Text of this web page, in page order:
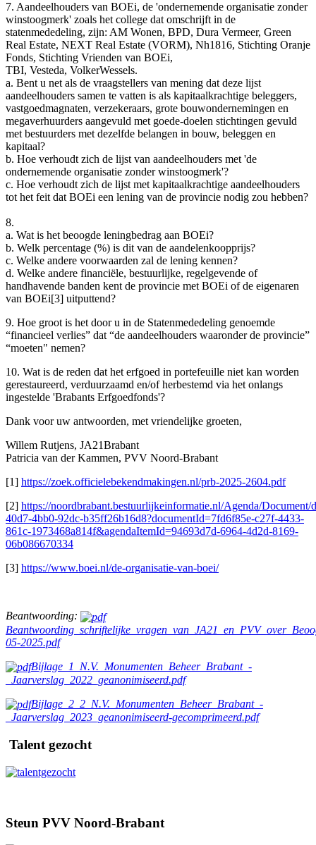
7. Aandeelhouders van BOEi, de 'ondernemende organisatie zonder
winstoogmerk' zoals het college dat omschrijft in de
statenmededeling, zijn: AM Wonen, BPD, Dura Vermeer, Green
Real Estate, NEXT Real Estate (VORM), Nh1816, Stichting Oranje
Fonds, Stichting Vrienden van BOEi,
TBI, Vesteda, VolkerWessels.
a. Bent u net als de vraagstellers van mening dat deze lijst
aandeelhouders samen te vatten is als kapitaalkrachtige beleggers,
vastgoedmagnaten, verzekeraars, grote bouwondernemingen en
megaverhuurders aangevuld met goede-doelen stichtingen gevuld
met bestuurders met dezelfde belangen in bouw, beleggen en
kapitaal?
b. Hoe verhoudt zich de lijst van aandeelhouders met 'de
ondernemende organisatie zonder winstoogmerk'?
c. Hoe verhoudt zich de lijst met kapitaalkrachtige aandeelhouders
tot het feit dat BOEi een lening van de provincie nodig zou hebben?
8.
a. Wat is het beoogde leningbedrag aan BOEi?
b. Welk percentage (%) is dit van de aandelenkoopprijs?
c. Welke andere voorwaarden zal de lening kennen?
d. Welke andere financiële, bestuurlijke, regelgevende of
handhavende banden kent de provincie met BOEi of de eigenaren
van BOEi[3] uitputtend?
9. Hoe groot is het door u in de Statenmededeling genoemde
“financieel verlies” dat “de aandeelhouders waaronder de provincie”
“moeten" nemen?
10. Wat is de reden dat het erfgoed in portefeuille niet kan worden
gerestaureerd, verduurzaamd en/of herbestemd via het onlangs
ingestelde 'Brabants Erfgoedfonds'?
Dank voor uw antwoorden, met vriendelijke groeten,
Willem Rutjens, JA21Brabant
Patricia van der Kammen, PVV Noord-Brabant
[1] https://zoek.officielebekendmakingen.nl/prb-2025-2604.pdf
[2] https://noordbrabant.bestuurlijkeinformatie.nl/Agenda/Document/
40d7-4bb0-92dc-b35ff26b16d8?documentId=7fd6f85e-c27f-4433-
861c-1973468a814f&agendaItemId=94693d7d-6964-4d2d-8169-
06b086670334
[3] https://www.boei.nl/de-organisatie-van-boei/
Beantwoording:
05-2025.pdf
Bijlage_1_N.V._Monumenten_Beheer_Brabant_-
_Jaarverslag_2022_geanonimiseerd.pdf
Bijlage_2_2_N.V._Monumenten_Beheer_Brabant_-
_Jaarverslag_2023_geanonimiseerd-gecomprimeerd.pdf
Talent gezocht
Steun PVV Noord-Brabant